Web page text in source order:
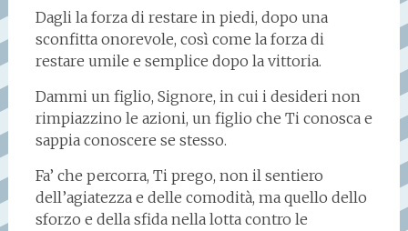
Dagli la forza di restare in piedi, dopo una
sconfitta onorevole, così come la forza di
restare umile e semplice dopo la vittoria.
Dammi un figlio, Signore, in cui i desideri non
rimpiazzino le azioni, un figlio che Ti conosca e
sappia conoscere se stesso.
Fa’ che percorra, Ti prego, non il sentiero
dell’agiatezza e delle comodità, ma quello dello
sforzo e della sfida nella lotta contro le